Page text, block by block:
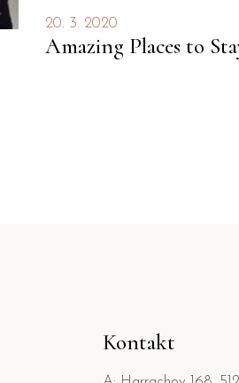
20. 3. 2020
Amazing Places to
Kontakt